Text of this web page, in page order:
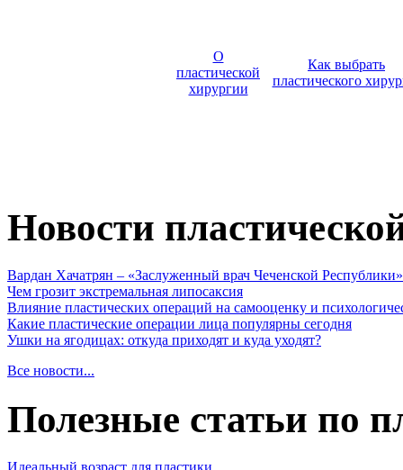
О
пластической
хирургии
Как выбрать
пластического
Новости
Вардан Хачатрян – «Заслуженный врач Чеченской Республики»
Чем грозит экстремальная липосаксия
Влияние пластических операций на самооценку и
Какие пластические операции лица популярны сегодня
Ушки на ягодицах: откуда приходят и куда уходят?
Все новости...
Полезные статьи по
Идеальный возраст для пластики